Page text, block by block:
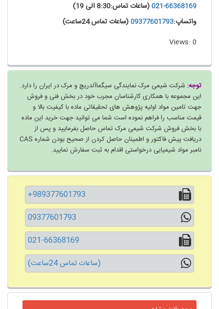
021-66368169(ساعات تماس:8:30 الی 19)
واتساپ:09377601793(ساعات تماس 24ساعت)
Views: 0
توجه: شرکت شیمی مرک نمایندگی سیگماآلدریچ و مرک در ایران را دارد.
این مجموعه با همکاری کارشناسان مجرب خود در بخش فنی و فروش
جهت تامین مواد اولیه پژوهش های تحقیقاتی ماده با کیفیت بالا و
قیمت مناسب را فراهم نموده است شما می توانید جهت خرید این ماده
با بخش فروش شرکت شیمی مرک تماس حاصل بفرمایید و پس از
دریافت پیش فاکتور و اطمینان حاصل کردن از صحیح بودن شماره CAS
نامبر مواد شیمیایی درخواستی اقدام به ثبت سفارش نمایید.
+989377601793
09377601793
021-66368169
(ساعات تماس 24ساعت)